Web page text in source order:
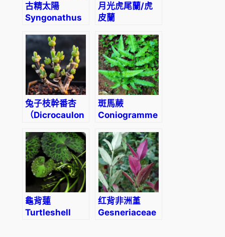
古精太陽
Syngonathus
月光虎尾蘭/虎
皮蘭
trifasciata
‘Moonshine’
兔子枝幹番杏
（Dicrocaulon
斑馬蕨
Coniogramme
‘Golden
Zebra’
龜背蓮
Turtleshell
红背非洲堇
Gesneriaceae